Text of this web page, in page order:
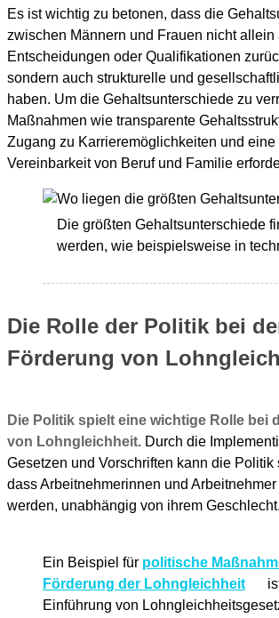
Es ist wichtig zu betonen, dass die
zwischen Männern und Frauen nicht
Entscheidungen oder Qualifikationen
sondern auch strukturelle und
haben. Um die Gehaltsunterschiede zu
Maßnahmen wie transparente
Zugang zu Karrieremöglichkeiten und eine
Vereinbarkeit von Beruf und Familie
Die größten Gehaltsunterschiede
werden, wie beispielsweise in
Die Rolle der Politik bei
Förderung von
Die Politik spielt eine wichtige Rolle bei
von Lohngleichheit. Durch die
Gesetzen und Vorschriften kann die Politik
dass Arbeitnehmerinnen und
werden, unabhängig von ihrem Geschlecht.
Ein Beispiel für politische
Förderung der Lohngleichheit
Einführung von